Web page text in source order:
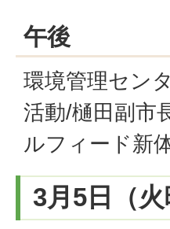
午後
環境管理セン
活動/樋田副市
ルフィード新
3月5日（火